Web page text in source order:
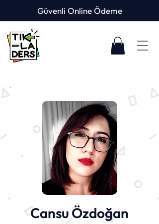
Güvenli Online Ödeme
Cansu Özdoğan